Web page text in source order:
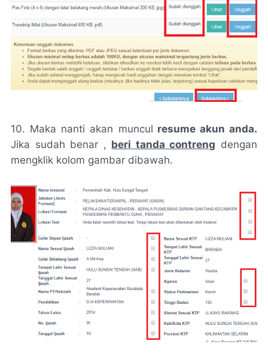
10. Maka nanti akan muncul resume akun anda.
Jika sudah benar , beri tanda contreng dengan
mengklik kolom gambar dibawah.